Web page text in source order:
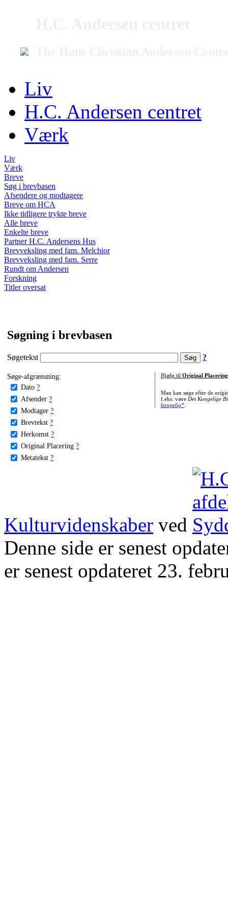
Liv
H.C. Andersen centret
Værk
Liv
Værk
Breve
Søg i brevbasen
Afsendere og modtagere
Breve om HCA
Ikke tidligere trykte breve
Alle breve
Enkelte breve
Partner H.C. Andersens Hus
Brevveksling med fam. Melchior
Brevveksling med fam. Serre
Rundt om Andersen
Forskning
Titler oversat
Søgning i brevbasen
Søgetekst ?
Søge-afgrænsning:
Dato ?
Afsender ?
Modtager ?
Brevtekst ?
Herkomst ?
Original Placering ?
Metatekst ?
Hjælp til Original Placering
Man kan søge efter de
f.eks. være Det Kongelige
kongelig*.
Kulturvidenskaber ved
Denne side er senest
er senest opdateret 23.